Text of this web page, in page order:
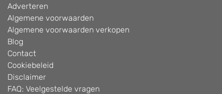
Adverteren
Algemene voorwaarden
Algemene voorwaarden verkopen
Blog
Contact
Cookiebeleid
Disclaimer
FAQ: Veelgestelde vragen